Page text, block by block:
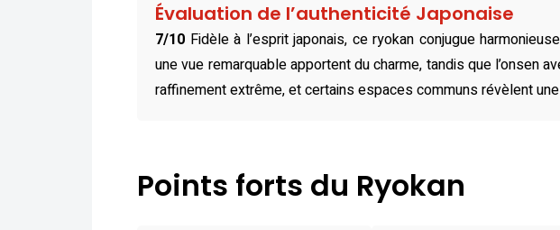
Évaluation de l’authenticité Japonaise
7/10 Fidèle à l’esprit japonais, ce ryokan conjugue
une vue remarquable apportent du charme, tandis que l’onsen
raffinement extrême, et certains espaces communs révèlent
Points forts du Ryokan